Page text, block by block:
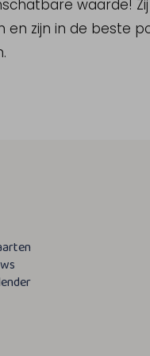
waarde!
en zijn in de beste